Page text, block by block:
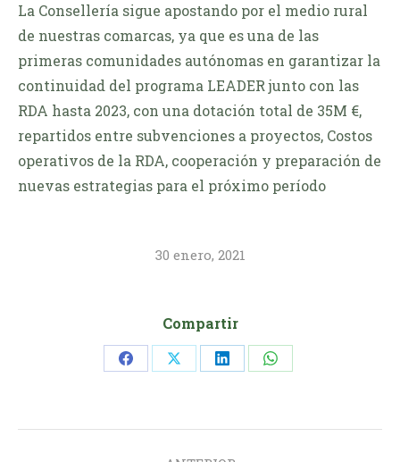
La Consellería sigue apostando por el medio rural
de nuestras comarcas, ya que es una de las
primeras comunidades autónomas en garantizar la
continuidad del programa LEADER junto con las
RDA hasta 2023, con una dotación total de 35M €,
repartidos entre subvenciones a proyectos, Costos
operativos de la RDA, cooperación y preparación de
nuevas estrategias para el próximo período
30 enero, 2021
Compartir
Share Share Share Share